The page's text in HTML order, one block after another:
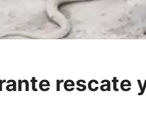
rescate